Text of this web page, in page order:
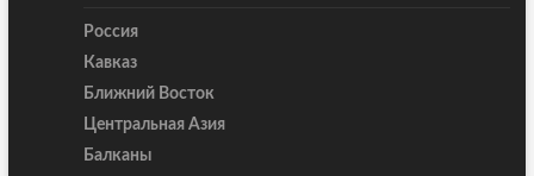
Россия
Кавказ
Ближний Восток
Центральная Азия
Балканы